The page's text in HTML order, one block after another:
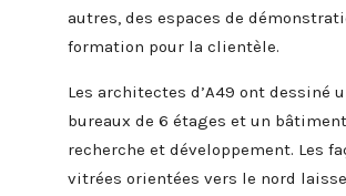
autres, des espaces de
formation pour la clientèle.
Les architectes d’A49 ont dessiné
bureaux de 6 étages et un
recherche et développement. Les
vitrées orientées vers le nord